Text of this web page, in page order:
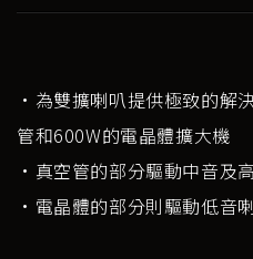
·為雙擴喇叭提供極致的解
管和600W的電晶體擴大機
·真空管的部分驅動中音及
·電晶體的部分則驅動低音